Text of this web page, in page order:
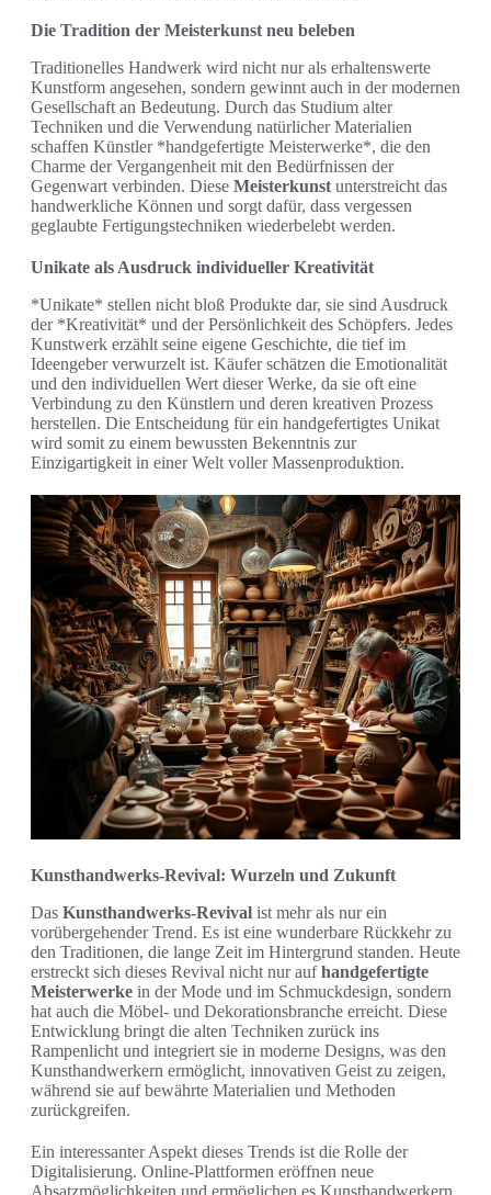
Die Tradition der Meisterkunst neu beleben
Traditionelles Handwerk wird nicht nur als erhaltenswerte
Kunstform angesehen, sondern gewinnt auch in der modernen
Gesellschaft an Bedeutung. Durch das Studium alter
Techniken und die Verwendung natürlicher Materialien
schaffen Künstler *handgefertigte Meisterwerke*, die den
Charme der Vergangenheit mit den Bedürfnissen der
Gegenwart verbinden. Diese Meisterkunst unterstreicht das
handwerkliche Können und sorgt dafür, dass vergessen
geglaubte Fertigungstechniken wiederbelebt werden.
Unikate als Ausdruck individueller Kreativität
*Unikate* stellen nicht bloß Produkte dar, sie sind Ausdruck
der *Kreativität* und der Persönlichkeit des Schöpfers. Jedes
Kunstwerk erzählt seine eigene Geschichte, die tief im
Ideengeber verwurzelt ist. Käufer schätzen die Emotionalität
und den individuellen Wert dieser Werke, da sie oft eine
Verbindung zu den Künstlern und deren kreativen Prozess
herstellen. Die Entscheidung für ein handgefertigtes Unikat
wird somit zu einem bewussten Bekenntnis zur
Einzigartigkeit in einer Welt voller Massenproduktion.
Kunsthandwerks-Revival: Wurzeln und Zukunft
Das Kunsthandwerks-Revival ist mehr als nur ein
vorübergehender Trend. Es ist eine wunderbare Rückkehr zu
den Traditionen, die lange Zeit im Hintergrund standen. Heute
erstreckt sich dieses Revival nicht nur aufhandgefertigte
Meisterwerke in der Mode und im Schmuckdesign, sondern
hat auch die Möbel- und Dekorationsbranche erreicht. Diese
Entwicklung bringt die alten Techniken zurück ins
Rampenlicht und integriert sie in moderne Designs, was den
Kunsthandwerkern ermöglicht, innovativen Geist zu zeigen,
während sie auf bewährte Materialien und Methoden
zurückgreifen.
Ein interessanter Aspekt dieses Trends ist die Rolle der
Digitalisierung. Online-Plattformen eröffnen neue
Absatzmöglichkeiten und ermöglichen es Kunsthandwerkern,